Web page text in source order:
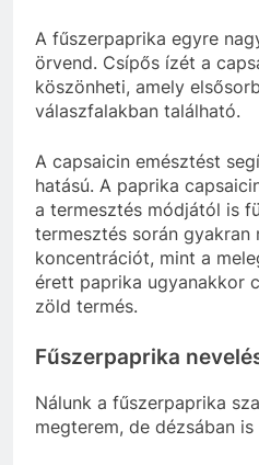
A fűszerpaprika egyre
örvend. Csípős ízét a
köszönheti, amely
válaszfalakban található.
A capsaicin emésztést
hatású. A paprika
a termesztés módjától is
termesztés során gyakran
koncentrációt, mint a
érett paprika ugyanakkor
zöld termés.
Fűszerpaprika
Nálunk a fűszerpaprika
megterem, de dézsában is